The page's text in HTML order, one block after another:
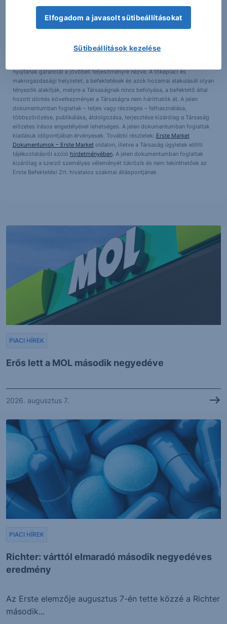
III/324/2008 és III/75.005-19/2002; tőzsdetagság: BÉT Zrt.; a továbbiakban:
Társaság) által hitelesnek tartott forrásokon alapulnak, de azokért a
Társaság szavatosságot vagy felelősséget nem vállal. A jelen
ösztönzésnek, befektetési tanácsadásnak, értékpapír jegyzésére, vételére,
eladására vonatkozó felhívásnak vagy ajánlatnak. Felhívjuk szíves figyelmét
nyújtanak garanciát a jövőbeli teljesítményre nézve. A tőkepiaci és
makrogazdasági helyzetet, a befektetések és azok hozamai alakulását olyan
tényezők alakítják, melyre a Társaságnak nincs befolyása, a befektető által
hozott döntés következményei a Társaságra nem háríthatók át. A jelen
dokumentumban foglaltak – teljes vagy részleges – felhasználása,
többszörözése, publikálása, átdolgozása, terjesztése kizárólag a Társaság
előzetes írásos engedélyével lehetséges. A jelen dokumentumban foglaltak
kiadásuk időpontjában érvényesek. További részletek: Erste Market
Dokumentumok – Erste Marketoldalon, illetve a Társaság ügyletek előtti
tájékoztatásról szóló hirdetményében. A jelen dokumentumban foglaltak
kizárólag a szerző személyes véleményét tükrözik és nem tekinthetőek az
Erste Befektetési Zrt. hivatalos szakmai álláspontjának
Erős lett a MOL második negyedéve
PIACI HÍREK
2026. augusztus 7.
Richter: várttól elmaradó második negyedéves
eredmény
PIACI HÍREK
Az Erste elemzője augusztus 7-én tette közzé a Richter
második...
Elfogadom a javasolt sütibeállításokat
Sütibeállítások kezelése